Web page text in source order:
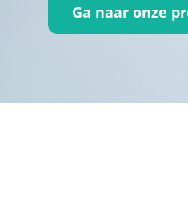
Incontinentiezorg
Ga naar onze